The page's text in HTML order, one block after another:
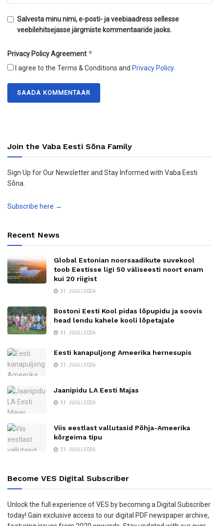
Salvesta minu nimi, e-posti- ja veebiaadress sellesse
veebilehitsejasse järgmiste kommentaaride jaoks.
Privacy Policy Agreement *
I agree to the Terms & Conditions and Privacy Policy.
Join the Vaba Eesti Sõna Family
Sign Up for Our Newsletter and Stay Informed with Vaba Eesti
Sõna.
Subscribe here →
Recent News
Global Estonian noorsaadikute suvekool
toob Eestisse ligi 50 väliseesti noort enam
kui 20 riigist
31. JUULI 2026
Bostoni Eesti Kool pidas lõpupidu ja soovis
head lendu kahele kooli lõpetajale
31. JUULI 2026
Eesti kanapuljong Ameerika hernesupis
31. JUULI 2026
Jaanipidu LA Eesti Majas
31. JUULI 2026
Viis eestlast vallutasid Põhja-Ameerika
kõrgeima tipu
31. JUULI 2026
Become VES Digital Subscriber
Unlock the full experience of VES by becoming a Digital Subscriber
today! Gain exclusive access to our digital PDF newspaper archive,